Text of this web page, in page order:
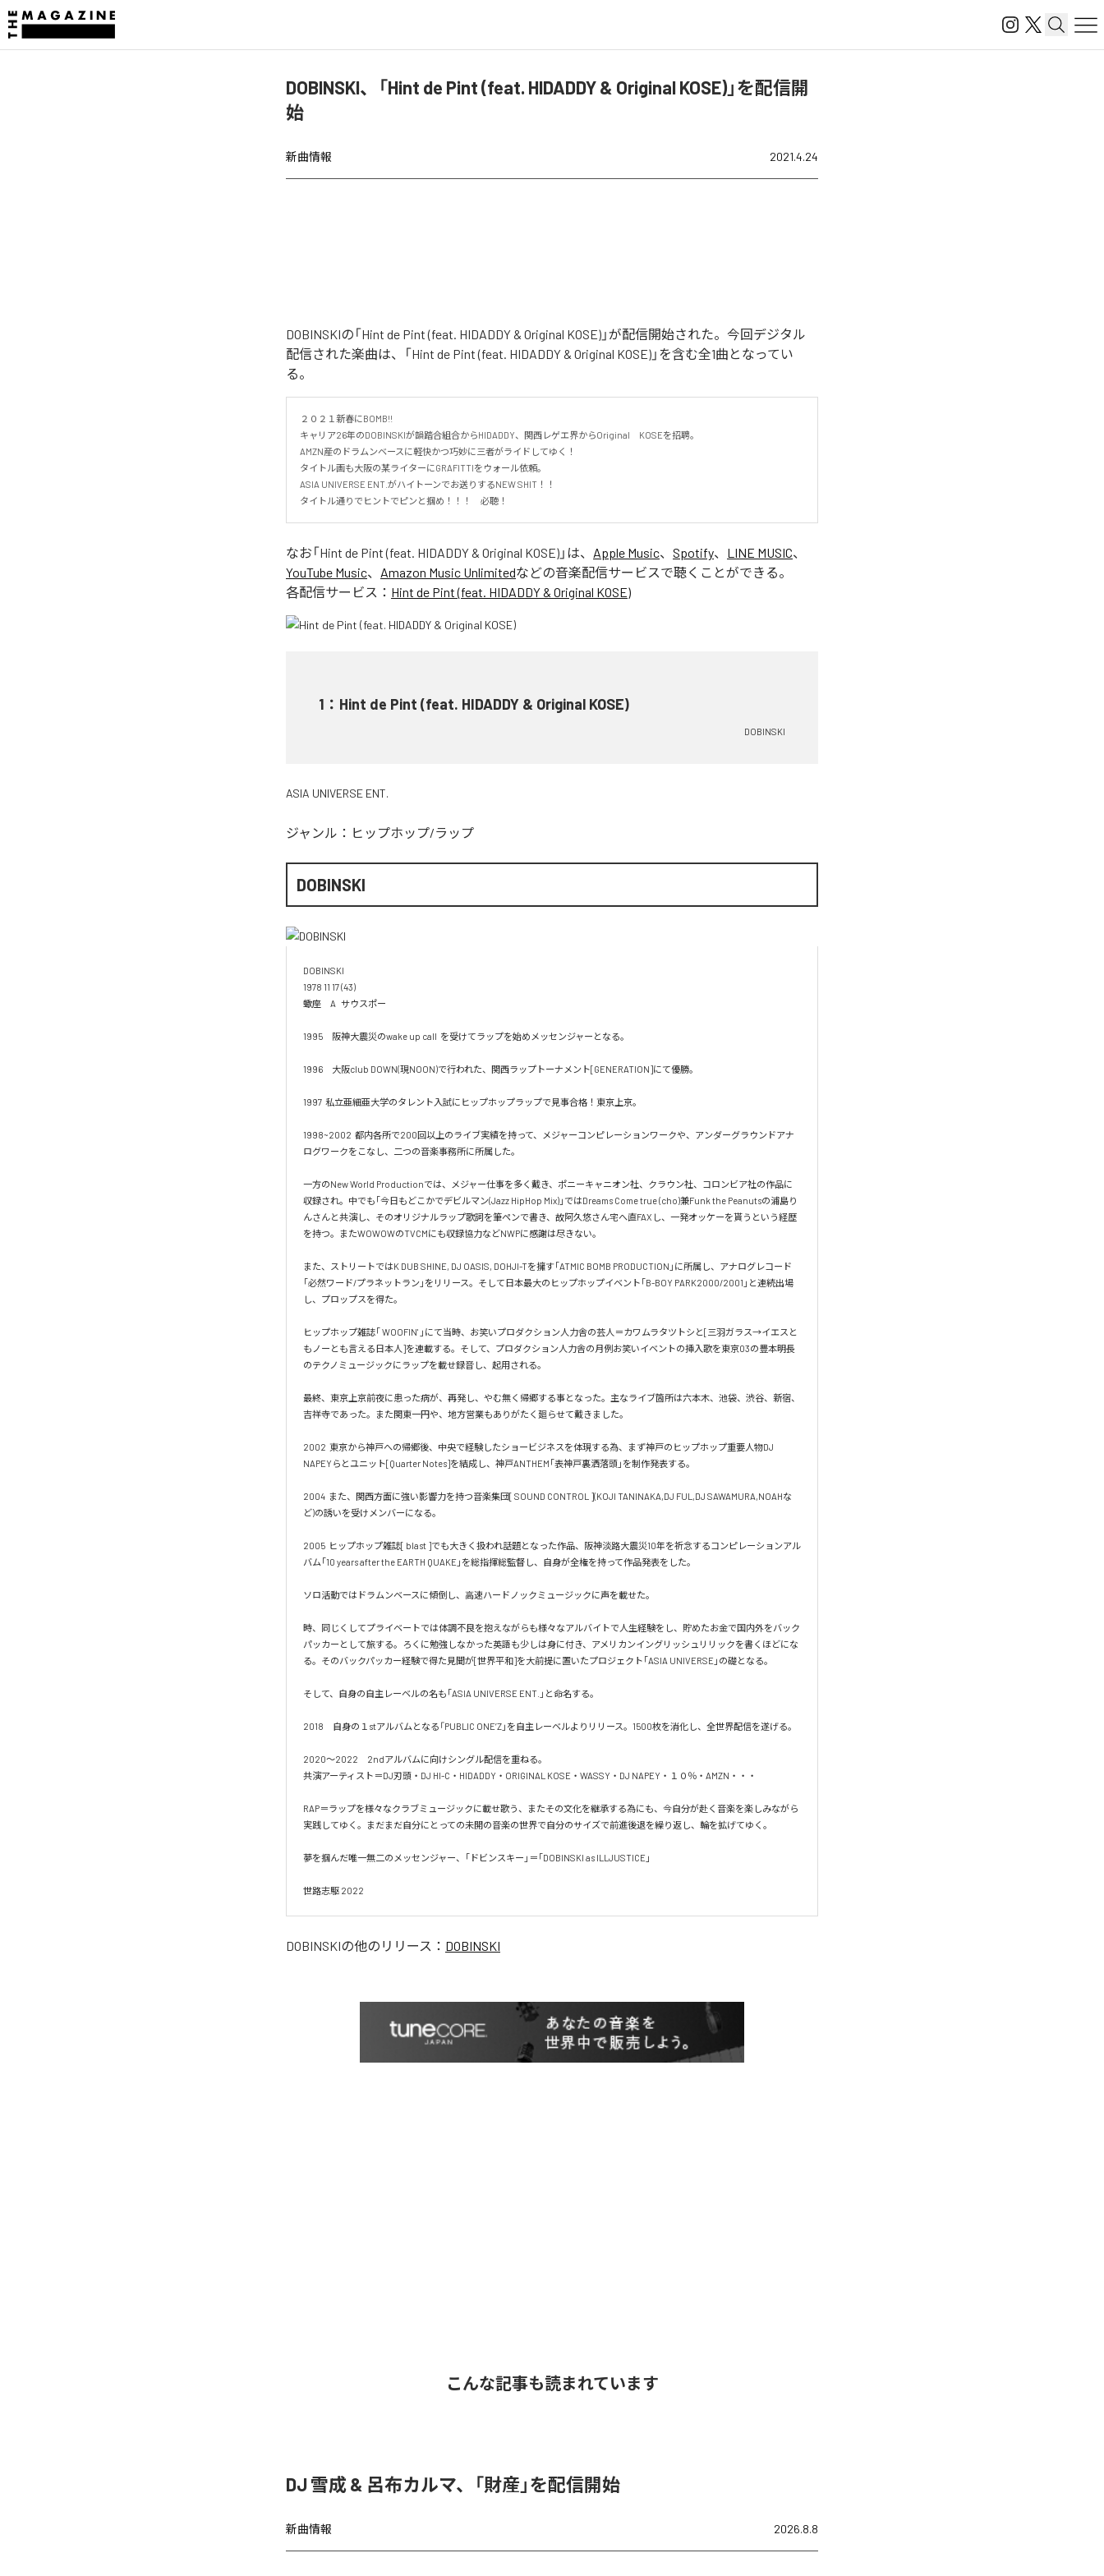
DOBINSKI、「Hint de Pint (feat. HIDADDY & Original KOSE)」を配信開
始
新曲情報 2021.4.24
DOBINSKIの「Hint de Pint (feat. HIDADDY & Original KOSE)」が配信開始された。今回デジタル
配信された楽曲は、「Hint de Pint (feat. HIDADDY & Original KOSE)」を含む全1曲となってい
る。
２０２１新春にBOMB!!
キャリア26年のDOBINSKIが韻踏合組合からHIDADDY、関西レゲエ界からOriginal　KOSEを招聘。
AMZN産のドラムンベースに軽快かつ巧妙に三者がライドしてゆく！
タイトル画も大阪の某ライターにGRAFITTIをウォール依頼。
ASIA UNIVERSE ENT.がハイトーンでお送りするNEW SHIT！！
タイトル通りでヒントでピンと掴め！！！　必聴！
なお「Hint de Pint (feat. HIDADDY & Original KOSE) 」は、 Apple Music、 Spotify、 LINE MUSIC、
YouTube Music、 Amazon Music Unlimitedなどの音楽配信サービスで聴くことができる。
各配信サービス： Hint de Pint (feat. HIDADDY & Original KOSE)
1 ： Hint de Pint (feat. HIDADDY & Original KOSE)
DOBINSKI
ASIA UNIVERSE ENT.
ジャンル： ヒップホップ/ラップ
DOBINSKI
DOBINSKI
1978 11 17 (43)
蠍座　A   サウスポー
1995　阪神大震災のwake up call  を受けてラップを始めメッセンジャーとなる。
1996　大阪club DOWN(現NOON)で行われた、関西ラップトーナメント[GENERATION]にて優勝。
1997  私立亜細亜大学のタレント入試にヒップホップラップで見事合格！東京上京。
1998~2002  都内各所で200回以上のライブ実績を持って、メジャーコンピレーションワークや、アンダーグラウンドアナ
ログワークをこなし、二つの音楽事務所に所属した。
一方のNew World Productionでは、メジャー仕事を多く戴き、ポニーキャニオン社、クラウン社、コロンビア社の作品に
収録され。中でも｢今日もどこかでデビルマン(Jazz HipHop Mix)｣ではDreams Come true (cho)兼Funk the Peanutsの浦島り
んさんと共演し、そのオリジナルラップ歌詞を筆ペンで書き、故阿久悠さん宅へ直FAXし、一発オッケーを貰うという経歴
を持つ。またWOWOWのTVCMにも収録協力などNWPに感謝は尽きない。
また、ストリートではK DUB SHINE, DJ OASIS, DOHJI-Tを擁す｢ATMIC BOMB PRODUCTION｣に所属し、アナログレコード
｢必然ワード/プラネットラン｣をリリース。そして日本最大のヒップホップイベント｢B-BOY PARK2000/2001｣と連続出場
し、プロップスを得た。
ヒップホップ雑誌｢ WOOFIN' ｣にて当時、お笑いプロダクション人力舎の芸人＝カワムラタツトシと[三羽ガラス→イエスと
もノーとも言える日本人]を連載する。そして、プロダクション人力舎の月例お笑いイベントの挿入歌を東京03の豊本明長
のテクノミュージックにラップを載せ録音し、起用される。
最終、東京上京前夜に患った病が、再発し、やむ無く帰郷する事となった。主なライブ箇所は六本木、池袋、渋谷、新宿、
吉祥寺であった。また関東一円や、地方営業もありがたく廻らせて戴きました。
2002  東京から神戸への帰郷後、中央で経験したショービジネスを体現する為、まず神戸のヒップホップ重要人物DJ
NAPEYらとユニット[Quarter Notes]を結成し、神戸ANTHEM｢表神戸裏洒落頭｣を制作発表する。
2004  また、関西方面に強い影響力を持つ音楽集団[ SOUND CONTROL ](KOJI TANINAKA,DJ FUL,DJ SAWAMURA,NOAHな
ど)の誘いを受けメンバーになる。
2005  ヒップホップ雑誌[ blast ]でも大きく扱われ話題となった作品、阪神淡路大震災10年を祈念するコンピレーションアル
バム｢10 years after the EARTH QUAKE｣を総指揮総監督し、自身が全権を持って作品発表をした。
ソロ活動ではドラムンベースに傾倒し、高速ハードノックミュージックに声を載せた。
時、同じくしてプライベートでは体調不良を抱えながらも様々なアルバイトで人生経験をし、貯めたお金で国内外をバック
パッカーとして旅する。ろくに勉強しなかった英語も少しは身に付き、アメリカンイングリッシュリリックを書くほどにな
る。そのバックパッカー経験で得た見聞が[世界平和]を大前提に置いたプロジェクト｢ASIA UNIVERSE｣の礎となる。
そして、自身の自主レーベルの名も｢ASIA UNIVERSE ENT.｣と命名する。
2018　自身の１stアルバムとなる「PUBLIC ONE’Z」を自主レーベルよりリリース。1500枚を消化し、全世界配信を遂げる。
2020～2022　2ndアルバムに向けシングル配信を重ねる。
共演アーティスト＝DJ刃頭・DJ HI-C・HIDADDY・ORIGINAL KOSE・WASSY・DJ NAPEY・１０％・AMZN・・・
RAP＝ラップを様々なクラブミュージックに載せ歌う、またその文化を継承する為にも、今自分が赴く音楽を楽しみながら
実践してゆく。まだまだ自分にとっての未開の音楽の世界で自分のサイズで前進後退を繰り返し、輪を拡げてゆく。
夢を掴んだ唯一無二のメッセンジャー、｢ドビンスキー｣＝｢DOBINSKI as ILLJUSTICE｣
DOBINSKIの他のリリース： DOBINSKI
こんな記事も読まれています
DJ 雪成 & 呂布カルマ、「財産」を配信開始
新曲情報 2026.8.8